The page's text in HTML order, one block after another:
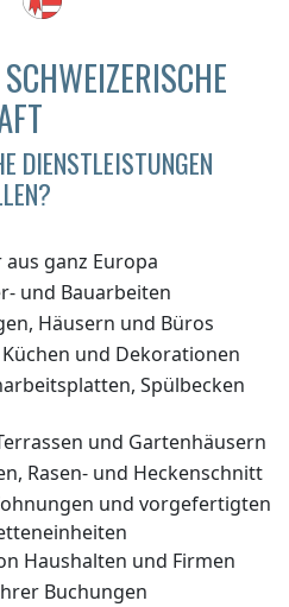
DIENSTLEISTUNGEN
ganz Europa
und Bauarbeiten
Häusern und Büros
und Dekorationen
Spülbecken
und Gartenhäusern
Rasen- und Heckenschnitt
und vorgefertigten
Haushalten und Firmen
Buchungen